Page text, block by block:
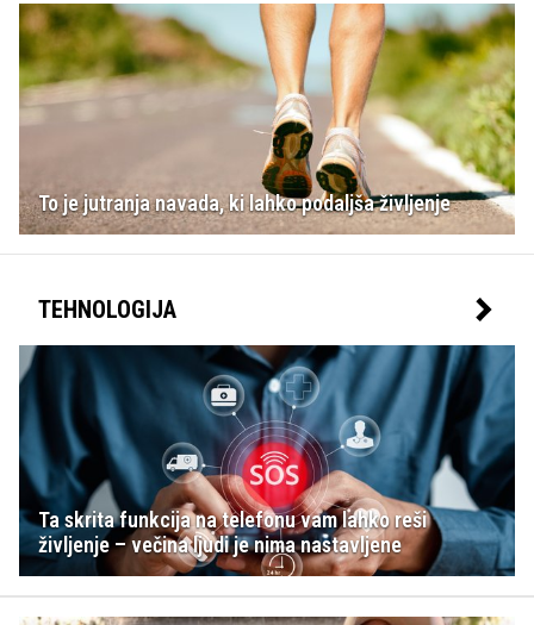
To je jutranja navada, ki lahko podaljša življenje
TEHNOLOGIJA
Ta skrita funkcija na telefonu vam lahko reši
življenje – večina ljudi je nima nastavljene